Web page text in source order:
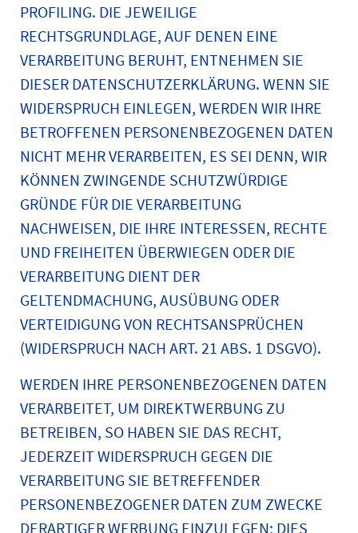
PROFILING. DIE JEWEILIGE
RECHTSGRUNDLAGE, AUF DENEN EINE
VERARBEITUNG BERUHT, ENTNEHMEN SIE
DIESER DATENSCHUTZERKLÄRUNG. WENN SIE
WIDERSPRUCH EINLEGEN, WERDEN WIR IHRE
BETROFFENEN PERSONENBEZOGENEN DATEN
NICHT MEHR VERARBEITEN, ES SEI DENN, WIR
KÖNNEN ZWINGENDE SCHUTZWÜRDIGE
GRÜNDE FÜR DIE VERARBEITUNG
NACHWEISEN, DIE IHRE INTERESSEN, RECHTE
UND FREIHEITEN ÜBERWIEGEN ODER DIE
VERARBEITUNG DIENT DER
GELTENDMACHUNG, AUSÜBUNG ODER
VERTEIDIGUNG VON RECHTSANSPRÜCHEN
(WIDERSPRUCH NACH ART. 21 ABS. 1 DSGVO).
WERDEN IHRE PERSONENBEZOGENEN DATEN
VERARBEITET, UM DIREKTWERBUNG ZU
BETREIBEN, SO HABEN SIE DAS RECHT,
JEDERZEIT WIDERSPRUCH GEGEN DIE
VERARBEITUNG SIE BETREFFENDER
PERSONENBEZOGENER DATEN ZUM ZWECKE
DERARTIGER WERBUNG EINZULEGEN; DIES